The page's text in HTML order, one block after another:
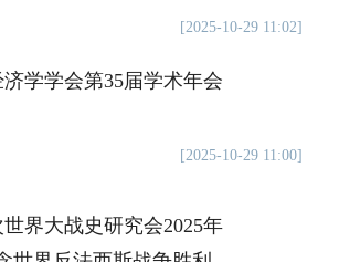
[2025-10-29 11:02]
学学会第35届学术年会
[2025-10-29 11:00]
界大战史研究会2025年